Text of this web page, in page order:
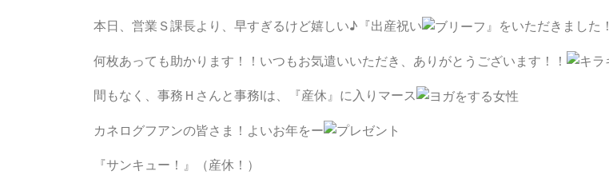
本日、営業Ｓ課長より、早すぎるけど嬉しい♪『出産祝い 』をいただきました！
何枚あっても助かります！！いつもお気遣いいただき、ありがとうございます！！
間もなく、事務Ｈさんと事務Ⅰは、『産休』に入りマース
カネログフアンの皆さま！よいお年をー
『サンキュー！』（産休！）